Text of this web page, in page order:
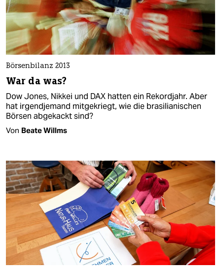
Börsenbilanz 2013
War da was?
Dow Jones, Nikkei und DAX hatten ein Rekordjahr. Aber
hat irgendjemand mitgekriegt, wie die brasilianischen
Börsen abgekackt sind?
Von Beate Willms